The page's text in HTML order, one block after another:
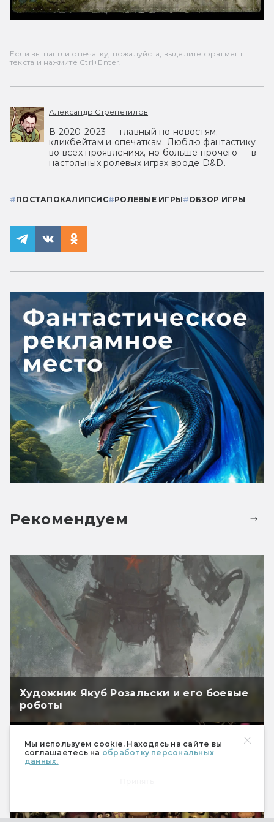
Мы используем cookie. Находясь на сайте вы
соглашаетесь на обработку персональных
данных.
Если вы нашли опечатку, пожалуйста, выделите фрагмент
текста и нажмите Ctrl+Enter.
Александр Стрепетилов
В 2020-2023 — главный по новостям,
кликбейтам и опечаткам. Люблю фантастику
во всех проявлениях, но больше прочего — в
настольных ролевых играх вроде D&D.
#ПОСТАПОКАЛИПСИС#РОЛЕВЫЕ ИГРЫ#ОБЗОР ИГРЫ
Рекомендуем
Художник Якуб Розальски и его боевые
роботы